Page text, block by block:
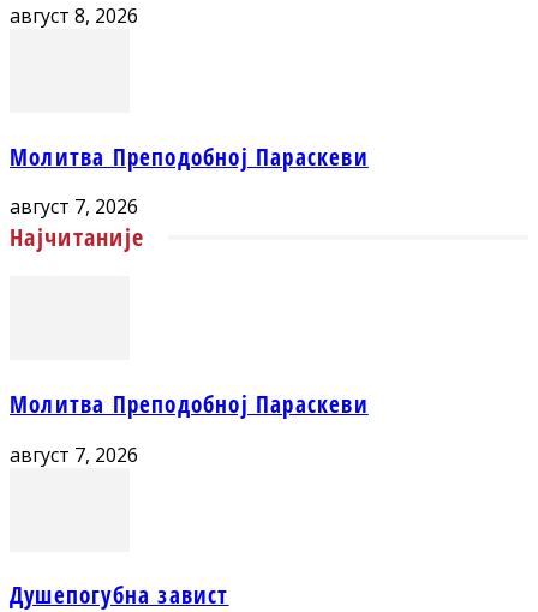
август 8, 2026
Молитва Преподобној Параскеви
август 7, 2026
Најчитаније
Молитва Преподобној Параскеви
август 7, 2026
Душепогубна завист